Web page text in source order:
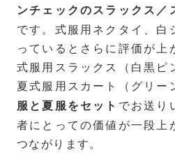
ンチェックのスラックス／
です。式服用ネクタイ、白
っているとさらに評価が上
式服用スラックス（白黒ピ
夏式服用スカート（グリー
服と夏服をセット でお送り
者にとっての価値が一段上
つながります。